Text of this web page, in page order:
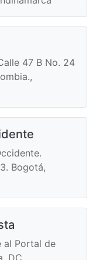
47 B No. 24
Bogotá,
al Portal de
DC